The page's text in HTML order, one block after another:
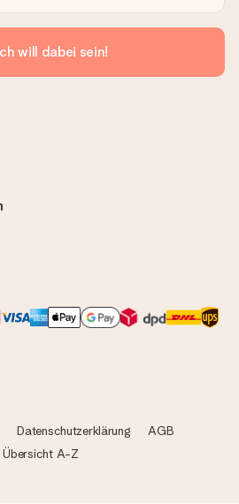
will dabei sein!
Datenschutzerklärung
AGB
Übersicht A-Z